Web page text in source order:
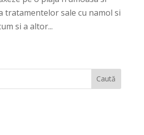
tratamentelor sale cu namol si
si a altor...